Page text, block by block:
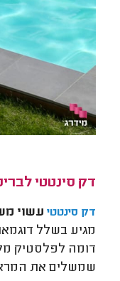
דק סינטטי
דק סינטטיעשוי
מגיע בשלל
דומה לפלסטיק
שמשלים את